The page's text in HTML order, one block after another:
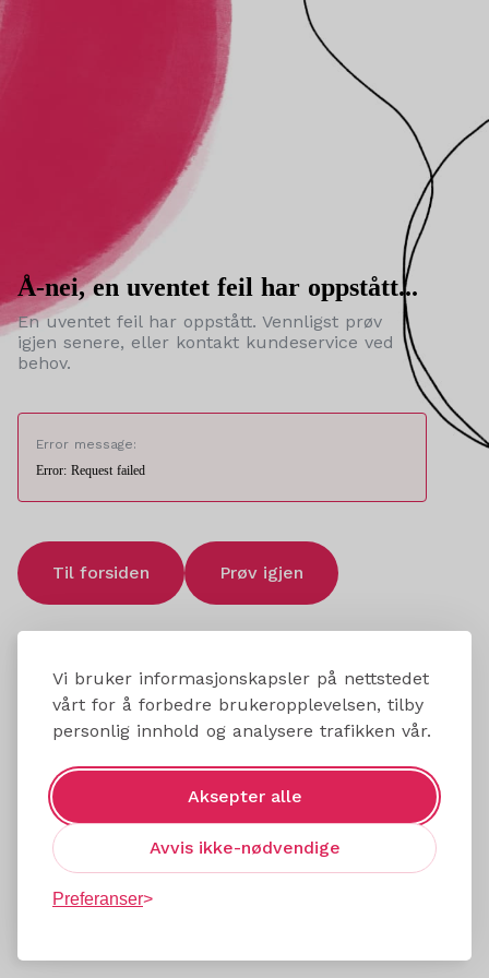
Vi bruker informasjonskapsler på nettstedet
vårt for å forbedre brukeropplevelsen, tilby
personlig innhold og analysere trafikken vår.
Aksepter alle
Avvis ikke-nødvendige
Preferanser
Å-nei, en uventet feil har oppstått...
En uventet feil har oppstått. Vennligst prøv
igjen senere, eller kontakt kundeservice ved
behov.
Error message:
Error: Request failed
Til forsiden Prøv igjen